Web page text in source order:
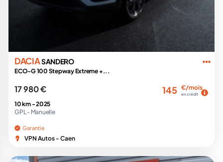
DACIASANDERO
ECO-G 100 Stepway Extreme +...
17 980 € 145 €/mois
en crédit
10 km -2025
GPL - Manuelle
Garantie
VPN Autos - Caen